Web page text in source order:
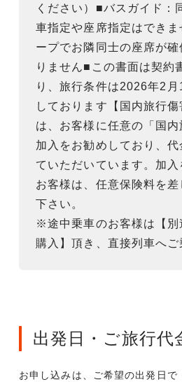
ください）■バスガイド：
車指定や座席指定はでき
ープでお隣同士の座席が
りません■この書面は契約
り、旅行条件は2026年2月
しております【国内旅行
は、お客様に任意の「国
加入をお勧めしており、
ていただいています。加
お客様は、任意保険料を
下さい。
※途中乗車のお客様は【別
購入】頂き、直接列車へご
出発日・ご旅行代
お申し込みは、ご希望の出発日で